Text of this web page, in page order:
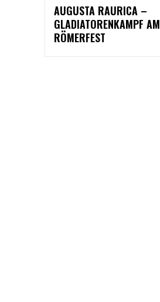
AUGUSTA RAURICA –
GLADIATORENKAMPF AM
RÖMERFEST